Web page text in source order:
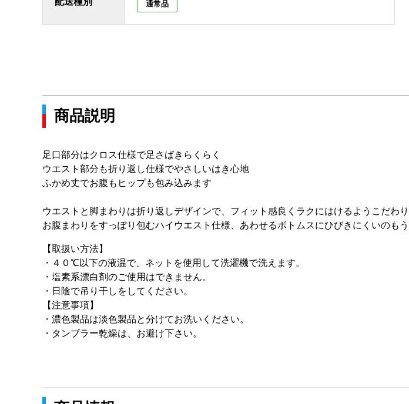
通常品
商品説明
足口部分はクロス仕様で足さばきらくらく
ウエスト部分も折り返し仕様でやさしいはき心地
ふかめ丈でお腹もヒップも包み込みます
ウエストと脚まわりは折り返しデザインで、フィット感良くラクにはけるようこだわり
お腹まわりをすっぽり包むハイウエスト仕様、あわせるボトムスにひびきにくいのもう
【取扱い方法】
・４０℃以下の液温で、ネットを使用して洗濯機で洗えます。
・塩素系漂白剤のご使用はできません。
・日陰で吊り干しをしてください。
【注意事項】
・濃色製品は淡色製品と分けてお洗いください。
・タンブラー乾燥は、お避け下さい。